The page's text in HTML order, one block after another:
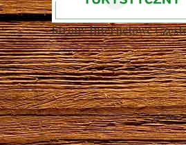
Strony Internetowe